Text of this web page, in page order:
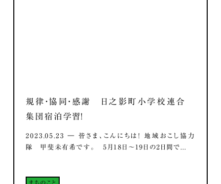
規律・協同・感謝 日之影町小学校連合
集団宿泊学習！
2023.05.23 ― 皆さま、こんにちは！ 地域おこし協力
隊 甲斐未有希です。 5月18日～19日の2日間で...
まちのこと